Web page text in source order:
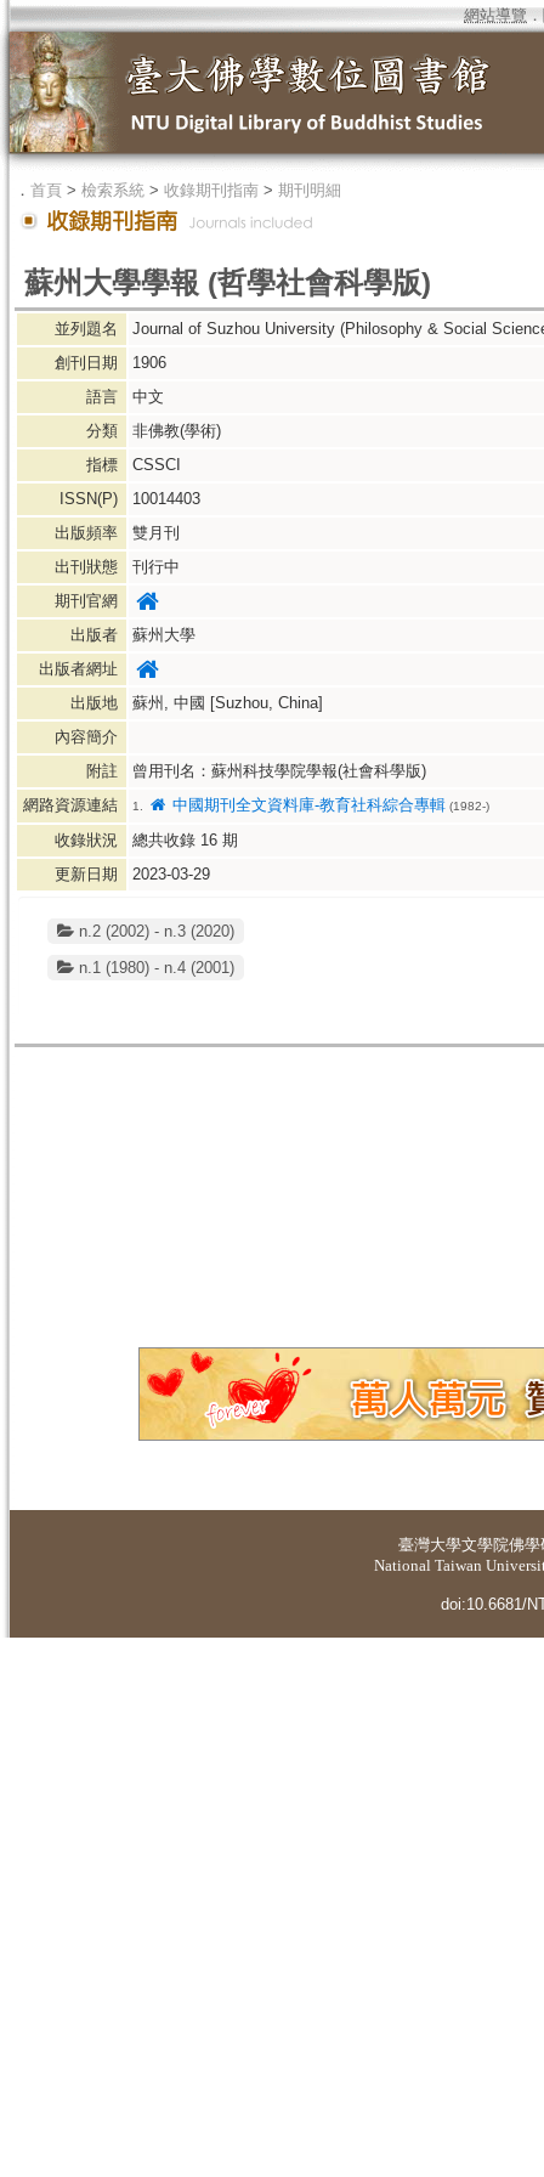
網站導覽 ．
． 首頁 > 檢索系統 > 收錄期刊指南 > 期刊明細
蘇州大學學報 (哲學社會科學版)
並列題名
Journal of Suzhou University (Philosophy & Social
創刊日期
1906
語言
中文
分類
非佛教(學術)
指標
CSSCI
ISSN(P)
10014403
出版頻率
雙月刊
出刊狀態
刊行中
期刊官網
出版者
蘇州大學
出版者網址
出版地
蘇州, 中國 [Suzhou, China]
內容簡介
附註
曾用刊名：蘇州科技學院學報(社會科學版)
網路資源連結
1. 中國期刊全文資料庫-教育社科綜合專輯 (1982-)
收錄狀況 總共收錄 16 期
更新日期
2023-03-29
n.2 (2002) - n.3 (2020)
n.1 (1980) - n.4 (2001)
臺灣大學文學院佛
National Taiwan
doi:10.6681/